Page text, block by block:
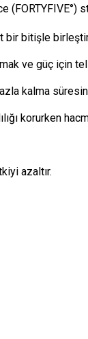
bir bitişle
ve güç için
kalma süresini
korurken
azaltır.